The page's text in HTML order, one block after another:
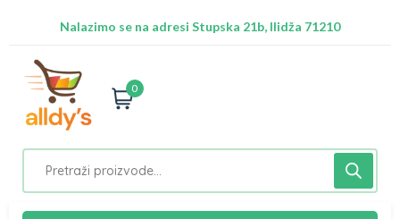
Besplatna dostava za Sarajevo preko 50 KM
0